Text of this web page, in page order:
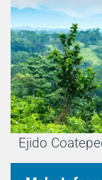
Ejido